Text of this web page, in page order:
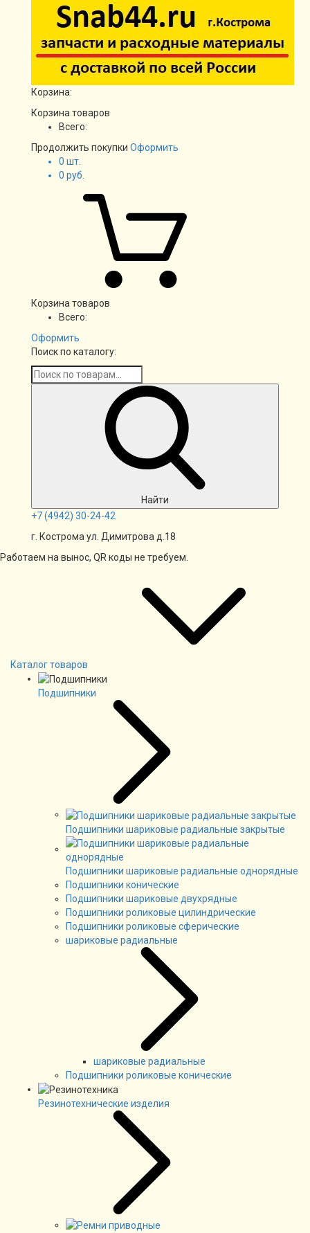
Корзина:
Корзина товаров
Всего:
Продолжить покупки Оформить
0 шт.
0 руб.
Корзина товаров
Всего:
Оформить
Поиск по каталогу:
Найти
+7(4942) 30-24-42
г. Кострома ул. Димитрова д.18
Работаем на вынос, QR коды не требуем.
Каталог товаров
Подшипники
Подшипники шариковые радиальные закрытые
Подшипники шариковые радиальные однорядные
Подшипники конические
Подшипники шариковые двухрядные
Подшипники роликовые цилиндрические
Подшипники роликовые сферические
шариковые радиальные
шариковые радиальные
Подшипники роликовые конические
Резинотехнические изделия